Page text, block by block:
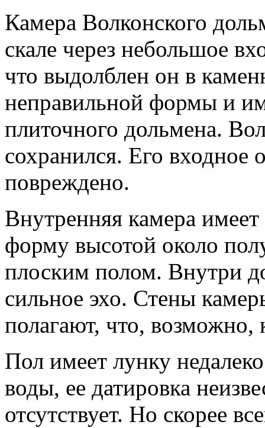
Камера Волконского
скале через небольшое
что выдолблен он в
неправильной формы и
плиточного дольмена.
сохранился. Его входное
повреждено.
Внутренняя камера
форму высотой около
плоским полом. Внутри
сильное эхо. Стены
полагают, что, возможно,
Пол имеет лунку
воды, ее датировка
отсутствует. Но скорее